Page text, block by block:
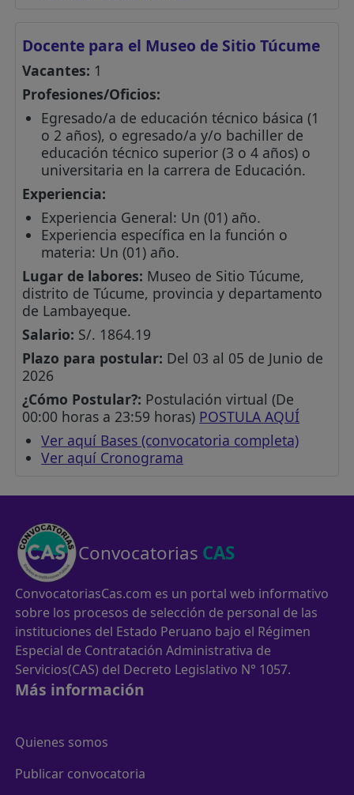
Docente para el Museo de Sitio Túcume
Vacantes: 1
Profesiones/Oficios:
Egresado/a de educación técnico básica (1
o 2 años), o egresado/a y/o bachiller de
educación técnico superior (3 o 4 años) o
universitaria en la carrera de Educación.
Experiencia:
Experiencia General: Un (01) año.
Experiencia específica en la función o
materia: Un (01) año.
Lugar de labores: Museo de Sitio Túcume,
distrito de Túcume, provincia y departamento
de Lambayeque.
Salario: S/. 1864.19
Plazo para postular: Del 03 al 05 de Junio de
2026
¿Cómo Postular?: Postulación virtual (De
00:00 horas a 23:59 horas) POSTULA AQUÍ
Ver aquí Bases (convocatoria completa)
Ver aquí Cronograma
Convocatorias CAS
ConvocatoriasCas.com es un portal web informativo
sobre los procesos de selección de personal de las
instituciones del Estado Peruano bajo el Régimen
Especial de Contratación Administrativa de
Servicios(CAS) del Decreto Legislativo N° 1057.
Más información
Quienes somos
Publicar convocatoria